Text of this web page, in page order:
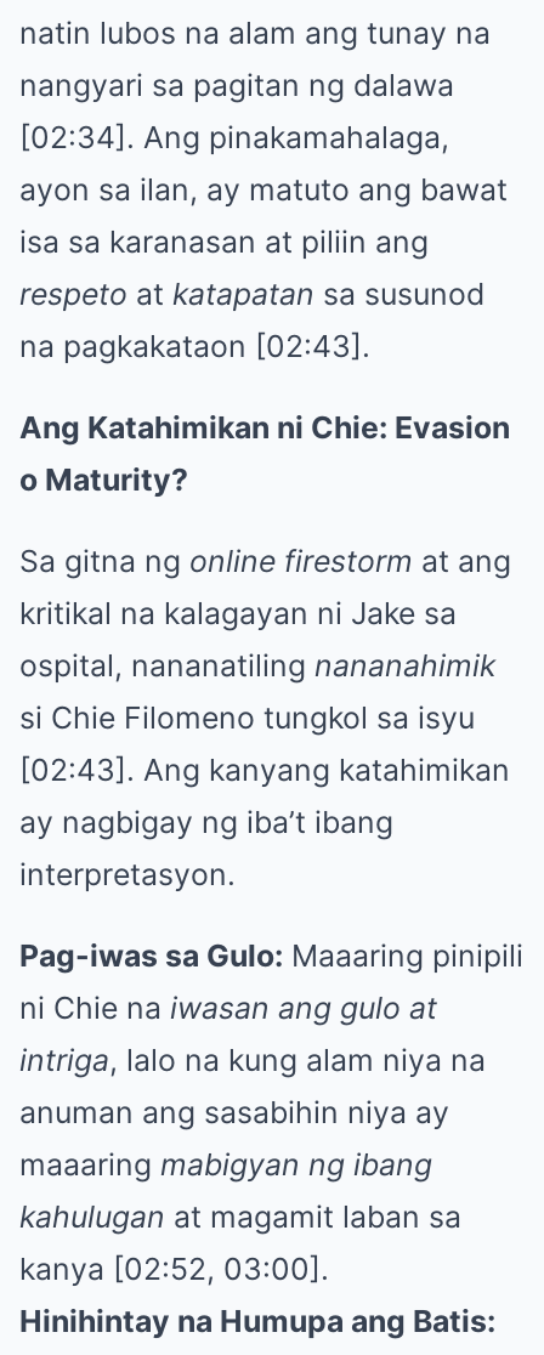
natin lubos na alam ang tunay na
nangyari sa pagitan ng dalawa
[02:34]. Ang pinakamahalaga,
ayon sa ilan, ay matuto ang bawat
isa sa karanasan at piliin ang
respeto at katapatan sa susunod
na pagkakataon [02:43].
Ang Katahimikan ni Chie: Evasion
o Maturity?
Sa gitna ng online firestorm at ang
kritikal na kalagayan ni Jake sa
ospital, nananatiling nananahimik
si Chie Filomeno tungkol sa isyu
[02:43]. Ang kanyang katahimikan
ay nagbigay ng iba’t ibang
interpretasyon.
Pag-iwas sa Gulo: Maaaring pinipili
ni Chie na iwasan ang gulo at
intriga, lalo na kung alam niya na
anuman ang sasabihin niya ay
maaaring mabigyan ng ibang
kahulugan at magamit laban sa
kanya [02:52, 03:00].
Hinihintay na Humupa ang Batis: